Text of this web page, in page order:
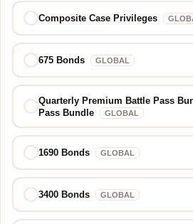
Composite Case Privileges
675 Bonds GLOBAL
Quarterly Premium Battle Pass
Pass Bundle
GLOBAL
1690 Bonds GLOBAL
3400 Bonds GLOBAL